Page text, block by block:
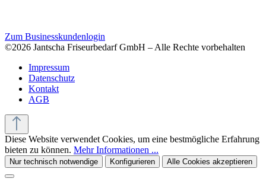
Zum Businesskundenlogin
©2026 Jantscha Friseurbedarf GmbH – Alle Rechte vorbehalten
Impressum
Datenschutz
Kontakt
AGB
Diese Website verwendet Cookies, um eine bestmögliche Erfahrung
bieten zu können. Mehr Informationen ...
Nur technisch notwendige Konfigurieren Alle Cookies akzeptieren